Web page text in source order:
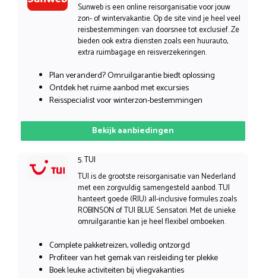
Sunweb is een online reisorganisatie voor jouw
zon- of wintervakantie. Op de site vind je heel veel
reisbestemmingen: van doorsnee tot exclusief. Ze
bieden ook extra diensten zoals een huurauto,
extra ruimbagage en reisverzekeringen.
Plan veranderd? Omruilgarantie biedt oplossing
Ontdek het ruime aanbod met excursies
Reisspecialist voor winterzon-bestemmingen
Bekijk aanbiedingen
5. TUI
TUI is de grootste reisorganisatie van Nederland
met een zorgvuldig samengesteld aanbod. TUI
hanteert goede (RIU) all-inclusive formules zoals
ROBINSON of TUI BLUE Sensatori. Met de unieke
omruilgarantie kan je heel flexibel omboeken.
Complete pakketreizen, volledig ontzorgd
Profiteer van het gemak van reisleiding ter plekke
Boek leuke activiteiten bij vliegvakanties